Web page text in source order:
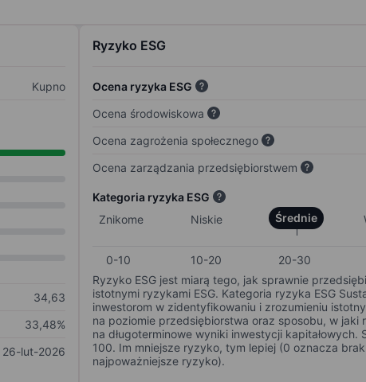
Kupno
34,63
33,48%
26-lut-2026
Ryzyko ESG
Ocena ryzyka ESG
Ocena środowiskowa
Ocena zagrożenia społecznego
Ocena zarządzania przedsiębiorstwem
Kategoria ryzyka ESG
Znikome
Niskie Średnie
0-10 10-20 20-30
Ryzyko ESG jest miarą tego, jak sprawnie
istotnymi ryzykami ESG. Kategoria ryzyka ESG
inwestorom w zidentyfikowaniu i zrozumieniu
na poziomie przedsiębiorstwa oraz sposobu, w jaki
na długoterminowe wyniki inwestycji kapitałowych.
100. Im mniejsze ryzyko, tym lepiej (0 oznacza
najpoważniejsze ryzyko).